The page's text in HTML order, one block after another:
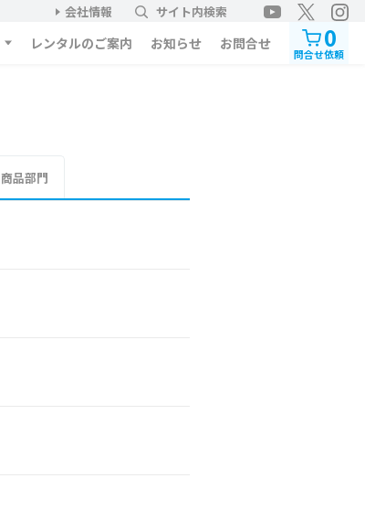
会社情報 サイト内検索
レンタルのご案内 お知らせ お問合せ 0
問合せ依頼
商品部門